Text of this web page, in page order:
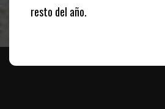
resto del año.